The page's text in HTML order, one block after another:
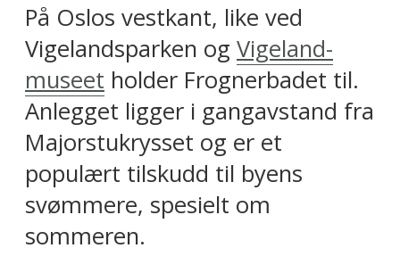
På Oslos vestkant, like ved
Vigelandsparken og Vigeland-
museet holder Frognerbadet til.
Anlegget ligger i gangavstand fra
Majorstukrysset og er et
populært tilskudd til byens
svømmere, spesielt om
sommeren.